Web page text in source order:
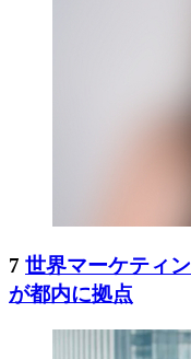
7 世界マーケティ
が都内に拠点